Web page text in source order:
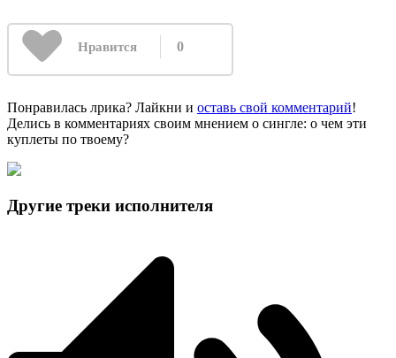
Нравится 0
Понравилась лрика? Лайкни и оставь свой комментарий!
Делись в комментариях своим мнением о сингле: о чем эти
куплеты по твоему?
Другие треки исполнителя